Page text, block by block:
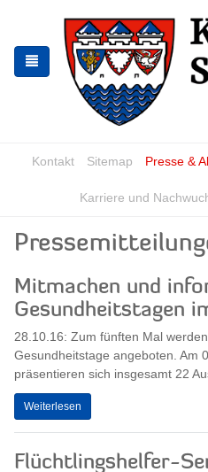
springen
springen
Kontakt Sitemap Presse &
Karriere und
Mitmachen und
Gesundheitstagen
28.10.16: Zum fünften Mal
Gesundheitstage angeboten. Am
präsentieren sich insgesamt 22
Weiterlesen
Flüchtlingshelfer-